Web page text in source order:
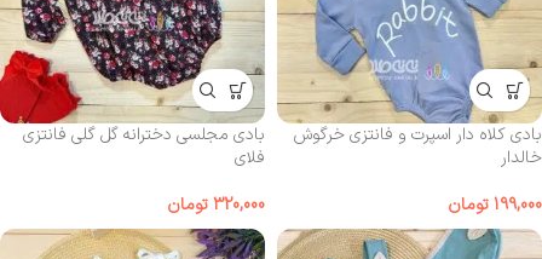
بادی کلاه دار اسپرت و فانتزی خرگوش
خالدار
199,000 تومان
بادی مجلسی دخترانه گل گلی فانتزی
فلای
320,000تومان